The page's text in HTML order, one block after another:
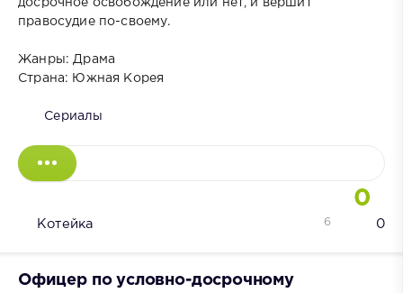
досрочное освобождение или нет, и вершит
правосудие по-своему.
Жанры: Драма
Страна: Южная Корея
Сериалы
0
Котейка 0
6
Офицер по условно-досрочному